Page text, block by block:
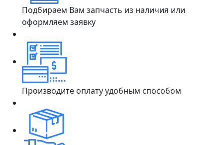
Подбираем Вам запчасть из наличия или
оформляем заявку
Производите оплату удобным способом